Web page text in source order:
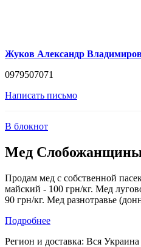
Жуков Александр
0979507071
Написать письмо
В блокнот
Мед
Продам мед с собственной
майский - 100 грн/кг. Мед
90 грн/кг. Мед разнотравье
Подробнее
Регион и доставка: Вся Украина